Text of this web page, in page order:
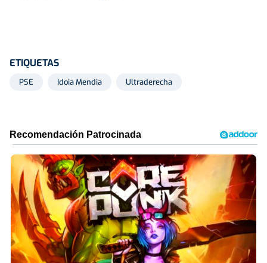
ETIQUETAS
PSE Idoia Mendia Ultraderecha